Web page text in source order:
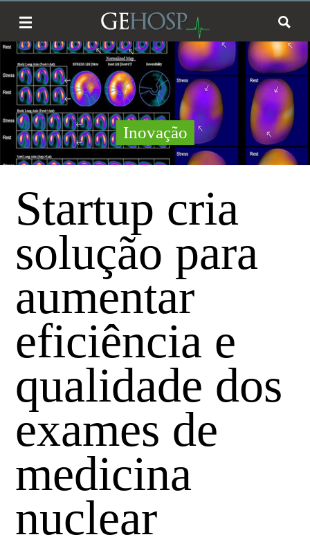
Inovação
Startup cria
solução para
aumentar
eficiência e
qualidade dos
exames de
medicina
nuclear